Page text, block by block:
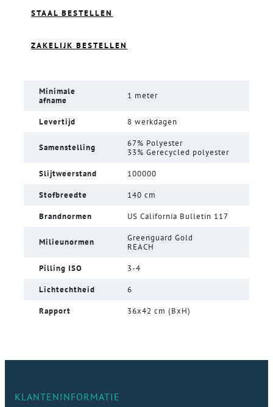
STAAL BESTELLEN
ZAKELIJK BESTELLEN
Minimale
afname
1 meter
Levertijd 8 werkdagen
Samenstelling
67% Polyester
33% Gerecycled polyester
Slijtweerstand 100000
Stofbreedte 140 cm
Brandnormen US California Bulletin 117
Milieunormen
Greenguard Gold
REACH
Pilling ISO 3-4
Lichtechtheid 6
Rapport 36x42 cm (BxH)
KLANTENINFORMATIE